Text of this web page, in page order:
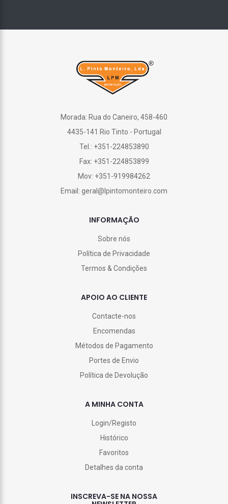
Morada: Rua do Caneiro, 458-460
4435-141 Rio Tinto - Portugal
Tel.: +351-224853890
Fax: +351-224853899
Mov: +351-919984262
Email: geral@lpintomonteiro.com
INFORMAÇÃO
Sobre nós
Política de Privacidade
Termos & Condições
APOIO AO CLIENTE
Contacte-nos
Encomendas
Métodos de Pagamento
Portes de Envio
Política de Devolução
A MINHA CONTA
Login/Registo
Histórico
Favoritos
Detalhes da conta
INSCREVA-SE NA NOSSA